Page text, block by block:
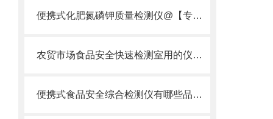
便携式化肥氮磷钾质量检测仪@【专业检测化肥氮磷钾质量】
农贸市场食品安全快速检测室用的仪器设备【可现场检测】农贸市场食品检测仪
便携式食品安全综合检测仪有哪些品牌·品牌推荐山东云唐